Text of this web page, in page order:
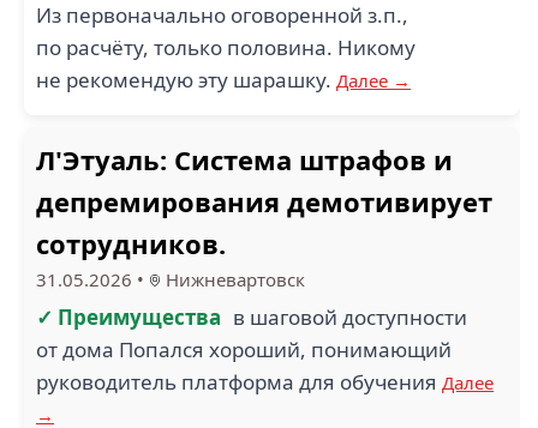
Из первоначально оговоренной з.п.,
по расчёту, только половина. Никому
не рекомендую эту шарашку. Далее →
Л'Этуаль: Система штрафов и
депремирования демотивирует
сотрудников.
31.05.2026 • Нижневартовск
✓ Преимущества в шаговой доступности
от дома Попался хороший, понимающий
руководитель платформа для обучения Далее
→